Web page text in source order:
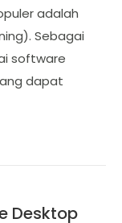
adalah
Sebagai
software
dapat
Desktop